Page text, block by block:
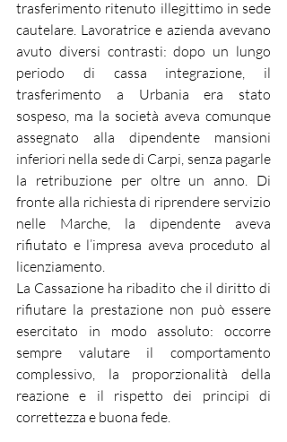
trasferimento ritenuto illegittimo in sede
cautelare. Lavoratrice e azienda avevano
avuto diversi contrasti: dopo un lungo
periodo di cassa integrazione, il
trasferimento a Urbania era stato
sospeso, ma la società aveva comunque
assegnato alla dipendente mansioni
inferiori nella sede di Carpi, senza pagarle
la retribuzione per oltre un anno. Di
fronte alla richiesta di riprendere servizio
nelle Marche, la dipendente aveva
rifiutato e l’impresa aveva proceduto al
licenziamento.
La Cassazione ha ribadito che il diritto di
rifiutare la prestazione non può essere
esercitato in modo assoluto: occorre
sempre valutare il comportamento
complessivo, la proporzionalità della
reazione e il rispetto dei principi di
correttezza e buona fede.